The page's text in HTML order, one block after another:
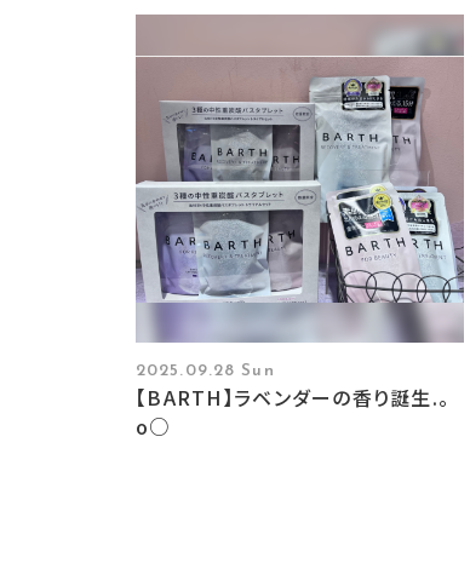
2025.09.28 Sun
【BARTH】ラベンダーの香り誕生.。
o○